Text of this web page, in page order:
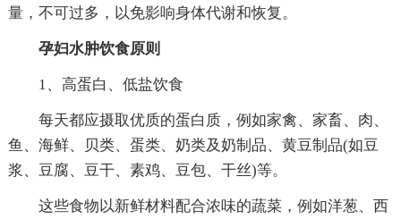
量，不可过多，以免影响身体代谢和恢复。
孕妇水肿饮食原则
1、高蛋白、低盐饮食
每天都应摄取优质的蛋白质，例如家禽、家畜、肉、
鱼、海鲜、贝类、蛋类、奶类及奶制品、黄豆制品(如豆
浆、豆腐、豆干、素鸡、豆包、干丝)等。
这些食物以新鲜材料配合浓味的蔬菜，例如洋葱、西